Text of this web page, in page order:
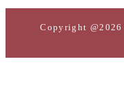
Copyright @2026